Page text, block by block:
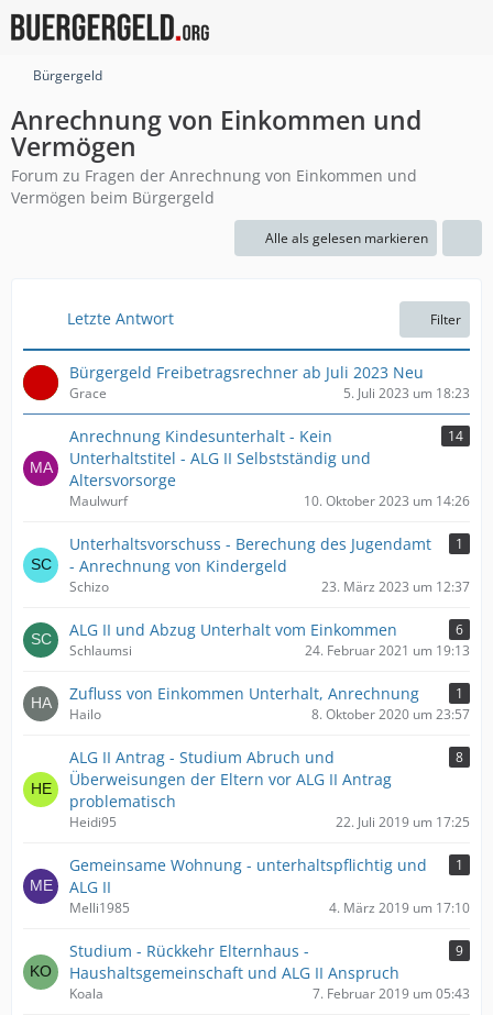
Bürgergeld
Anrechnung von Einkommen und
Vermögen
Forum zu Fragen der Anrechnung von Einkommen und
Vermögen beim Bürgergeld
Alle als gelesen markieren
Letzte Antwort Filter
Bürgergeld Freibetragsrechner ab Juli 2023 Neu
Grace 5. Juli 2023 um 18:23
Anrechnung Kindesunterhalt - Kein
Unterhaltstitel - ALG II Selbstständig und
Altersvorsorge
14
Maulwurf 10. Oktober 2023 um 14:26
Unterhaltsvorschuss - Berechung des Jugendamt
- Anrechnung von Kindergeld
1
Schizo 23. März 2023 um 12:37
ALG II und Abzug Unterhalt vom Einkommen
6
Schlaumsi
24. Februar 2021 um 19:13
Zufluss von Einkommen Unterhalt, Anrechnung
1
Hailo
8. Oktober 2020 um 23:57
ALG II Antrag - Studium Abruch und
Überweisungen der Eltern vor ALG II Antrag
problematisch
8
Heidi95 22. Juli 2019 um 17:25
Gemeinsame Wohnung - unterhaltspflichtig und
ALG II
1
Melli1985 4. März 2019 um 17:10
Studium - Rückkehr Elternhaus -
Haushaltsgemeinschaft und ALG II Anspruch
9
Koala 7. Februar 2019 um 05:43